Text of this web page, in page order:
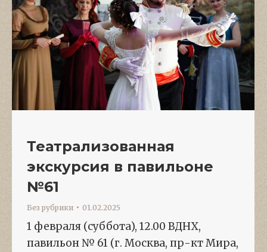
Театрализованная
экскурсия в павильоне
№61
Без рубрики 01.02.2025
1 февраля (суббота), 12.00 ВДНХ,
павильон № 61 (г. Москва, пр-кт Мира,